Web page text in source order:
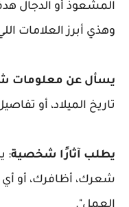
المشعوذ أو الدجال
وهذي أبرز العلامات
يسأل عن معلومات
تاريخ الميلاد، أو
يطلب آثارًا شخصية:
شعرك، أظافرك، أو